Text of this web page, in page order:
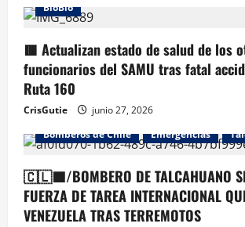
BioBio
🟥 Actualizan estado de salud de los
funcionarios del SAMU tras fatal
Ruta 160
CrisGutie
junio 27, 2026
Bomberos de Chile
Emergencias
🇨🇱🟦/BOMBERO DE TALCAHUANO
FUERZA DE TAREA INTERNACIONAL
VENEZUELA TRAS TERREMOTOS